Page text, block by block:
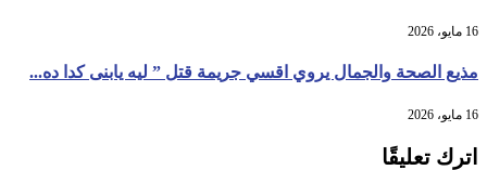
16 مايو، 2026
مذيع الصحة والجمال يروي اقسي جريمة قتل ” ليه يابنى كدا ده...
16 مايو، 2026
اترك تعليقًا